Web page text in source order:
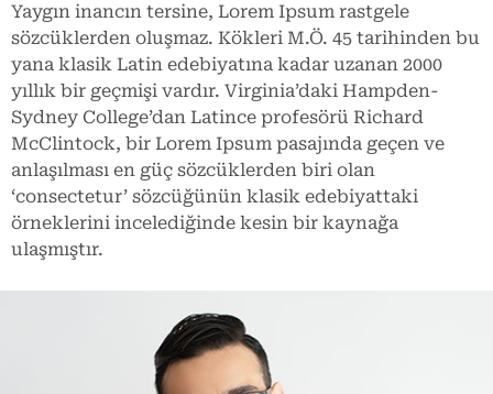
Yaygın inancın tersine, Lorem Ipsum rastgele
sözcüklerden oluşmaz. Kökleri M.Ö. 45 tarihinden bu
yana klasik Latin edebiyatına kadar uzanan 2000
yıllık bir geçmişi vardır. Virginia’daki Hampden-
Sydney College’dan Latince profesörü Richard
McClintock, bir Lorem Ipsum pasajında geçen ve
anlaşılması en güç sözcüklerden biri olan
‘consectetur’ sözcüğünün klasik edebiyattaki
örneklerini incelediğinde kesin bir kaynağa
ulaşmıştır.